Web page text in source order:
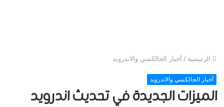
الرئيسية / أخبار الجالكسي والاندرويد
أخبار الجالكسي والاندرويد
الميزات الجديدة في تحديث اندرويد